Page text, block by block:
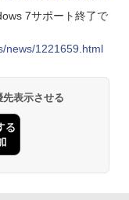
7サポート終了で
news/1221659.html
表示させる